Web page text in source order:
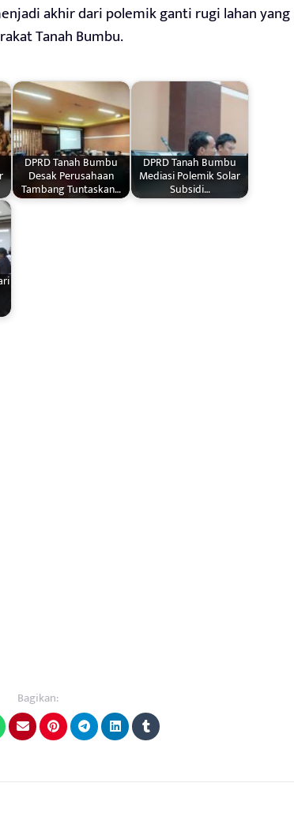
akhir dari polemik ganti rugi lahan yang
Tanah Bumbu.
DPRD Tanah Bumbu
Desak Perusahaan
Tambang Tuntaskan…
DPRD Tanah Bumbu
Mediasi Polemik Solar
Subsidi…
Bagikan: